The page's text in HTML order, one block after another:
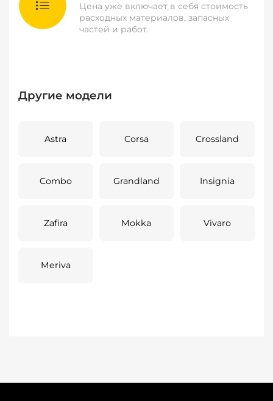
Цена уже включает в себя стоимость
расходных материалов, запасных
частей и работ.
Другие модели
Astra Corsa Crossland
Combo Grandland Insignia
Zafira Mokka Vivaro
Meriva